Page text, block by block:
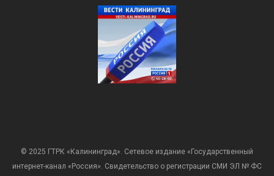
© 2025 ГТРК «Калининград». Сетевое издание «Государственный
интернет-канал «Россия». Свидетельство о регистрации СМИ ЭЛ № ФС